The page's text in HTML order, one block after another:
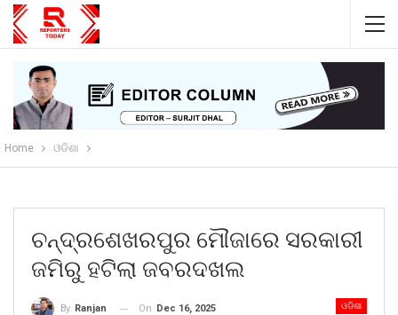
Home ଓଡିଶା
ଚନ୍ଦ୍ରଶେଖରପୁର ମୌଜାରେ ସରକାରୀ
ଜମିରୁ ହଟିଲା ଜବରଦଖଲ
ଓଡିଶା
By Ranjan On Dec 16, 2025